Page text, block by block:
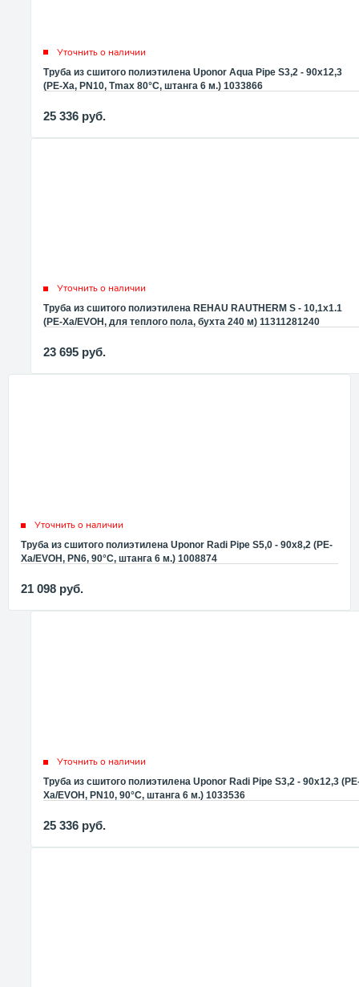
Уточнить о наличии
Труба из сшитого полиэтилена Uponor Aqua Pipe S3,2 - 90x12,3
(PE-Xa, PN10, Tmax 80°C, штанга 6 м.) 1033866
25 336 руб.
Уточнить о наличии
Труба из сшитого полиэтилена REHAU RAUTHERM S - 10,1x1.1
(PE-Xa/EVOH, для теплого пола, бухта 240 м) 11311281240
23 695 руб.
Уточнить о наличии
Труба из сшитого полиэтилена Uponor Radi Pipe S5,0 - 90x8,2 (PE-
Xa/EVOH, PN6, 90°C, штанга 6 м.) 1008874
21 098 руб.
Уточнить о наличии
Труба из сшитого полиэтилена Uponor Radi Pipe S3,2 - 90x12,3
Xa/EVOH, PN10, 90°C, штанга 6 м.) 1033536
25 336 руб.